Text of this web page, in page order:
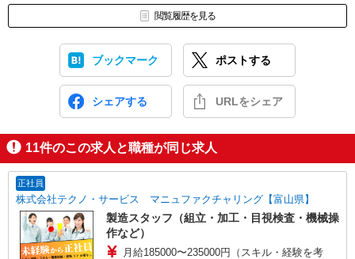
閲覧履歴を見る
ブックマーク ポストする
シェアする URLをシェア
11件のこの求人と職種が同じ求人
正社員
株式会社テクノ・サービス マニュファクチャリング【富山県】
製造スタッフ（組立・加工・目視検査・機械操
作など）
月給185000〜235000円（スキル・経験を考